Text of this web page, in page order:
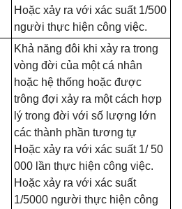
Hoặc xảy ra với xác suất 1/500
người thực hiện công việc.
Khả năng đôi khi xảy ra trong
vòng đời của một cá nhân
hoặc hệ thống hoặc được
trông đợi xảy ra một cách hợp
lý trong đời với số lượng lớn
các thành phần tương tự
Hoặc xảy ra với xác suất 1/ 50
000 lần thực hiện công việc.
Hoặc xảy ra với xác suất
1/5000 người thực hiện công